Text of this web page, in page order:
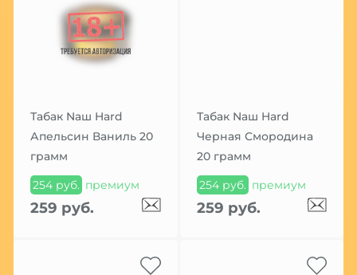
Табак Nаш Hard
Апельсин Ваниль 20
грамм
254 руб. премиум
259 руб.
Табак Nаш Hard
Черная Смородина
20 грамм
254 руб. премиум
259 руб.